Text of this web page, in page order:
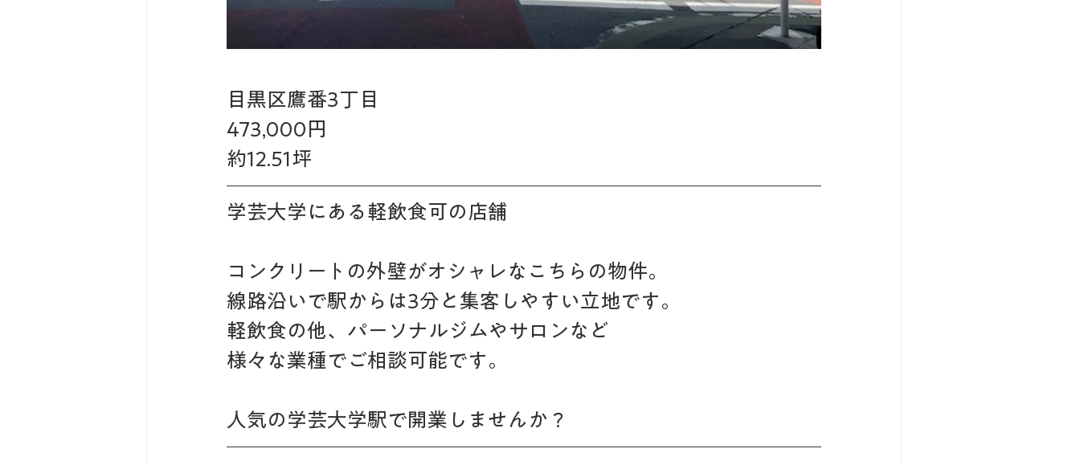
目黒区鷹番3丁目
473,000円
約12.51坪
学芸大学にある軽飲食可の店舗
コンクリートの外壁がオシャレなこちらの物件。
線路沿いで駅からは3分と集客しやすい立地です。
軽飲食の他、パーソナルジムやサロンなど
様々な業種でご相談可能です。
人気の学芸大学駅で開業しませんか？